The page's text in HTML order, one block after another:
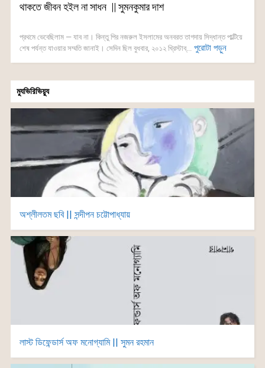
থাকতে জীবন হইল না সাধন || সুমনকুমার দাশ
প্রথমে ভেবেছিলাম — যাব না। কিন্তু পির নজরুল ইসলামের অনবরত তাগদায় সিদ্ধান্ত পাল্টিয়ে
শেষ পর্যন্ত যাওয়ার সম্মতি জানাই। সেদিন ছিল বুধবার, ২০১২ খ্রিস্টাব্... পুরোটা পড়ুন
ম্যুভিরিভিয়্যু
অশ্লীলতম ছবি || সন্দীপন চট্টোপাধ্যায়
লাস্ট ডিফেন্ডার্স অফ মনোগ্যামি || সুমন রহমান